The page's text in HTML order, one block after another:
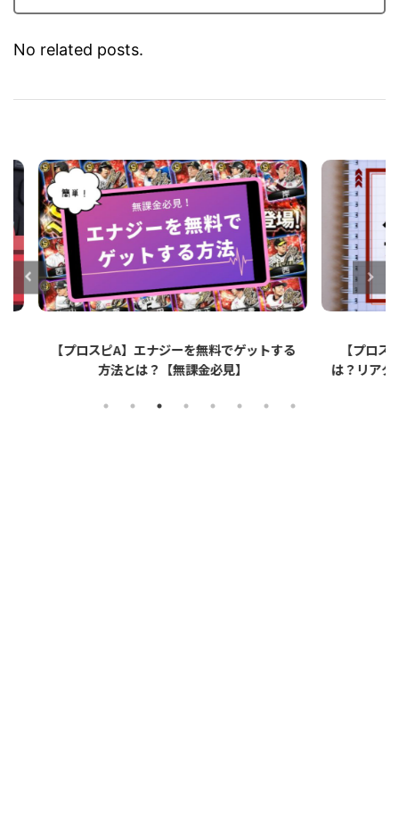
No related posts.
【プロスピA】ペーパーライクフィルムと
は？リアタイでのメリット・デメリットを解
【プ